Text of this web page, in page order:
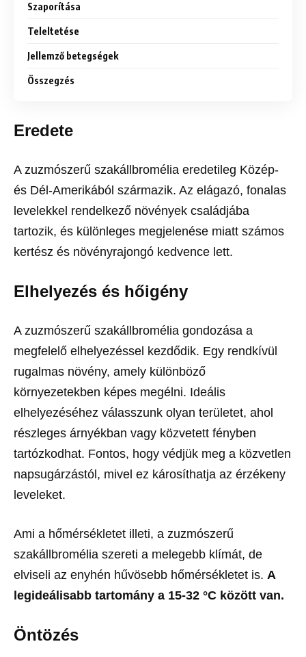
Szaporítása
Teleltetése
Jellemző betegségek
Összegzés
Eredete
A zuzmószerű szakállbromélia eredetileg Közép-
és Dél-Amerikából származik. Az elágazó, fonalas
levelekkel rendelkező növények családjába
tartozik, és különleges megjelenése miatt számos
kertész és növényrajongó kedvence lett.
Elhelyezés és hőigény
A zuzmószerű szakállbromélia gondozása a
megfelelő elhelyezéssel kezdődik. Egy rendkívül
rugalmas növény, amely különböző
környezetekben képes megélni. Ideális
elhelyezéséhez válasszunk olyan területet, ahol
részleges árnyékban vagy közvetett fényben
tartózkodhat. Fontos, hogy védjük meg a közvetlen
napsugárzástól, mivel ez károsíthatja az érzékeny
leveleket.
Ami a hőmérsékletet illeti, a zuzmószerű
szakállbromélia szereti a melegebb klímát, de
elviseli az enyhén hűvösebb hőmérsékletet is. A
legideálisabb tartomány a 15-32 °C között van.
Öntözés